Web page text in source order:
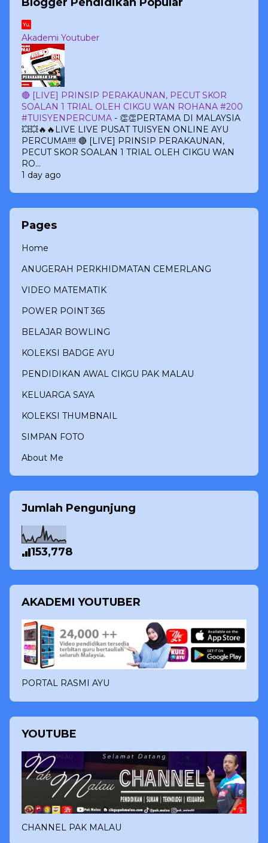
Akademi Youtuber
🔴 [LIVE] PRINSIP PERAKAUNAN, PECUT SKOR
SOALAN 1 TRIAL OLEH CIKGU WAN ROHANA #200
#TUISYENPERCUMA - 👏👏PERTAMA DI MALAYSIA
💥💥🔥🔥LIVE LIVE PUSAT TUISYEN ONLINE AYU
PERCUMA‼️‼️ 🔴 [LIVE] PRINSIP PERAKAUNAN,
PECUT SKOR SOALAN 1 TRIAL OLEH CIKGU WAN
RO...
1 day ago
Pages
Home
ANUGERAH PERKHIDMATAN CEMERLANG
VIDEO MATEMATIK
POWER POINT 365
BELAJAR BOWLING
KOLEKSI BADGE AYU
PENDIDIKAN AWAL CIKGU PAK MALAU
KELUARGA SAYA
KOLEKSI THUMBNAIL
SIMPAN FOTO
About Me
Jumlah Pengunjung
153,778
AKADEMI YOUTUBER
PORTAL RASMI AYU
YOUTUBE
CHANNEL PAK MALAU